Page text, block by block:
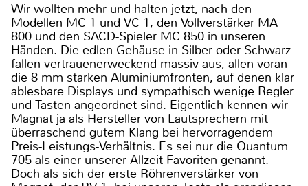
Wir wollten mehr und halten jetzt, nach den
Modellen MC 1 und VC 1, den Vollverstärker MA
800 und den SACD-Spieler MC 850 in unseren
Händen. Die edlen Gehäuse in Silber oder Schwarz
fallen vertrauenerweckend massiv aus, allen voran
die 8 mm starken Aluminiumfronten, auf denen klar
ablesbare Displays und sympathisch wenige Regler
und Tasten angeordnet sind. Eigentlich kennen wir
Magnat ja als Hersteller von Lautsprechern mit
überraschend gutem Klang bei hervorragendem
Preis-Leistungs-Verhältnis. Es sei nur die Quantum
705 als einer unserer Allzeit-Favoriten genannt.
Doch als sich der erste Röhrenverstärker von